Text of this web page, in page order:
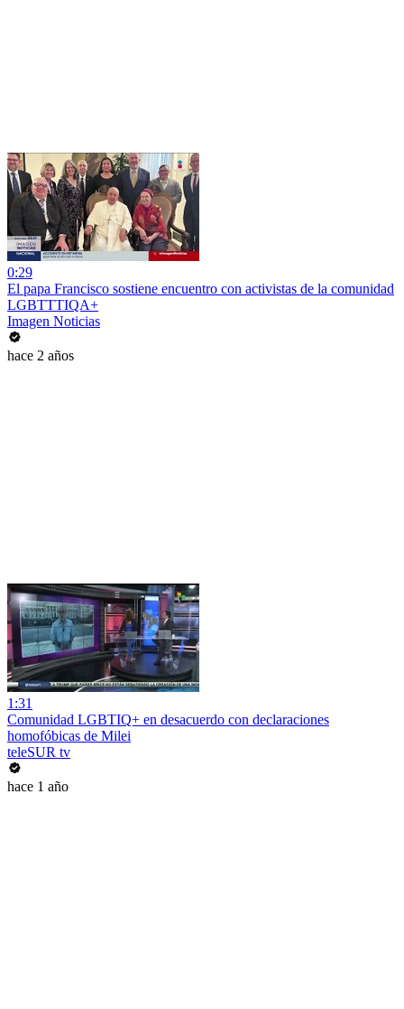
0:29
El papa Francisco sostiene encuentro con activistas de la comunidad
LGBTTTIQA+
Imagen Noticias
hace 2 años
1:31
Comunidad LGBTIQ+ en desacuerdo con declaraciones
homofóbicas de Milei
teleSUR tv
hace 1 año